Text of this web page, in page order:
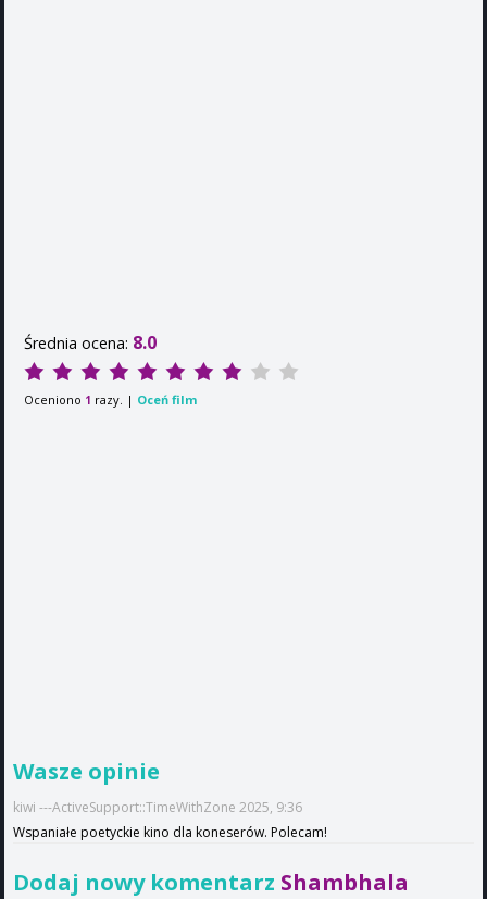
Średnia ocena: 8.0
Oceniono 1 razy. | Oceń film
Wasze opinie
kiwi ---ActiveSupport::TimeWithZone 2025, 9:36
Wspaniałe poetyckie kino dla koneserów. Polecam!
Dodaj nowy komentarz Shambhala